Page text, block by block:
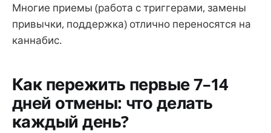
Многие приемы (работа с триггерами, замены
привычки, поддержка) отлично переносятся на
каннабис.
Как пережить первые 7–14
дней отмены: что делать
каждый день?